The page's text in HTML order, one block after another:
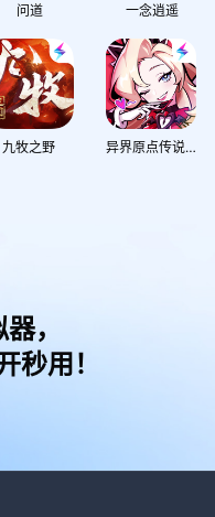
问道 一念逍遥
九牧之野 异界原点传说：史莱姆不哭
，
秒用！